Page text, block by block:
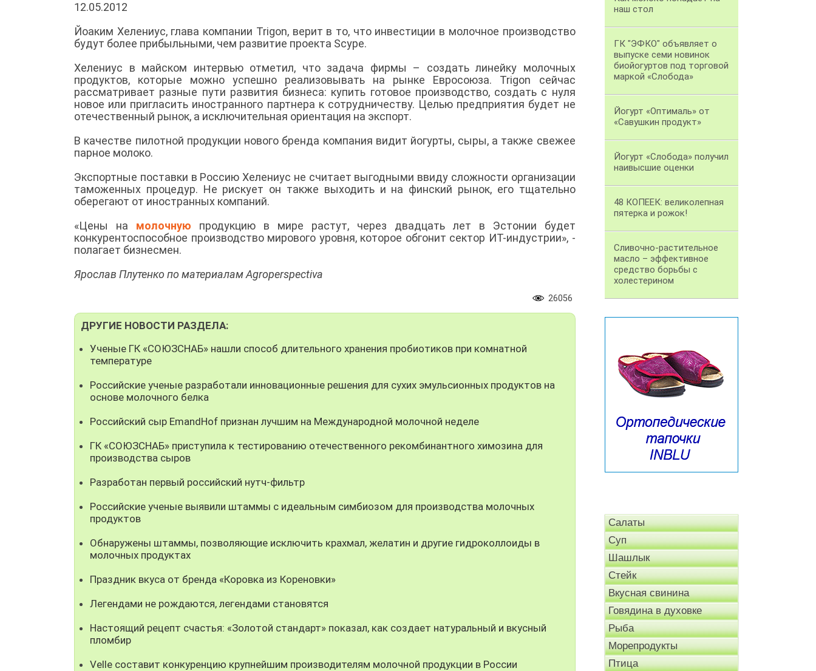
12.05.2012
Йоаким Хелениус, глава компании Trigon, верит в то, что инвестиции в молочное производство
будут более прибыльными, чем развитие проекта Scype.
Хелениус в майском интервью отметил, что задача фирмы – создать линейку молочных
продуктов, которые можно успешно реализовывать на рынке Евросоюза. Trigon сейчас
рассматривает разные пути развития бизнеса: купить готовое производство, создать с нуля
новое или пригласить иностранного партнера к сотрудничеству. Целью предприятия будет не
отечественный рынок, а исключительная ориентация на экспорт.
В качестве пилотной продукции нового бренда компания видит йогурты, сыры, а также свежее
парное молоко.
Экспортные поставки в Россию Хелениус не считает выгодными ввиду сложности организации
таможенных процедур. Не рискует он также выходить и на финский рынок, его тщательно
оберегают от иностранных компаний.
«Цены на молочную продукцию в мире растут, через двадцать лет в Эстонии будет
конкурентоспособное производство мирового уровня, которое обгонит сектор ИТ-индустрии», -
полагает бизнесмен.
Ярослав Плутенко по материалам Agroperspectiva
26056
ДРУГИЕ НОВОСТИ РАЗДЕЛА:
Ученые ГК «СОЮЗСНАБ» нашли способ длительного хранения пробиотиков при комнатной
температуре
Российские ученые разработали инновационные решения для сухих эмульсионных продуктов на
основе молочного белка
Российский сыр EmandHof признан лучшим на Международной молочной неделе
ГК «СОЮЗСНАБ» приступила к тестированию отечественного рекомбинантного химозина для
производства сыров
Разработан первый российский нутч-фильтр
Российские ученые выявили штаммы с идеальным симбиозом для производства молочных
продуктов
Обнаружены штаммы, позволяющие исключить крахмал, желатин и другие гидроколлоиды в
молочных продуктах
Праздник вкуса от бренда «Коровка из Кореновки»
Легендами не рождаются, легендами становятся
Настоящий рецепт счастья: «Золотой стандарт» показал, как создает натуральный и вкусный
пломбир
Velle составит конкуренцию крупнейшим производителям молочной продукции в России
наш стол
ГК "ЭФКО" объявляет о
выпуске семи новинок
биойогуртов под торговой
маркой «Слобода»
Йогурт «Оптималь» от
«Савушкин продукт»
Йогурт «Слобода» получил
наивысшие оценки
48 КОПЕЕК: великолепная
пятерка и рожок!
Сливочно-растительное
масло – эффективное
средство борьбы с
холестерином
Салаты
Суп
Шашлык
Стейк
Вкусная свинина
Говядина в духовке
Рыба
Морепродукты
Птица